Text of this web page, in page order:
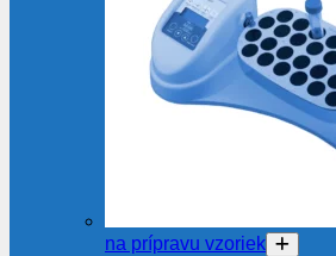
na prípravu vzoriek